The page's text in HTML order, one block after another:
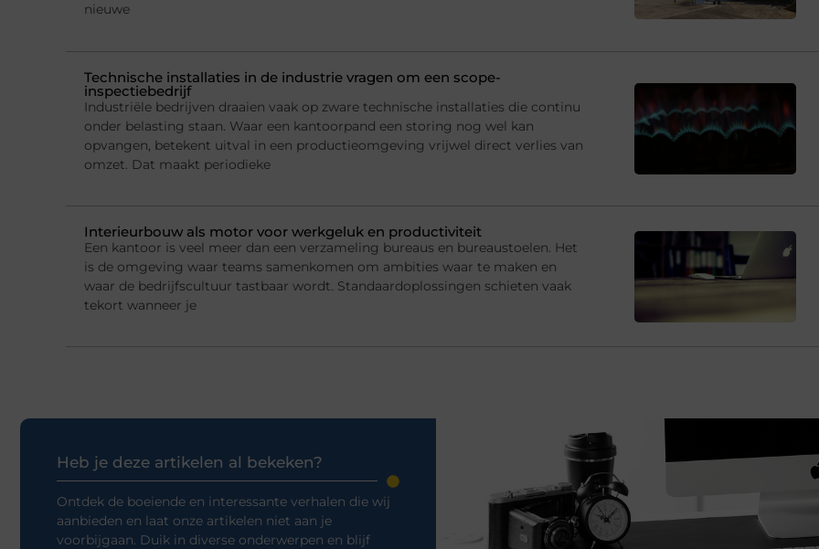
nieuwe
Technische installaties in de industrie vragen om een scope-
inspectiebedrijf
Industriële bedrijven draaien vaak op zware technische installaties die continu
onder belasting staan. Waar een kantoorpand een storing nog wel kan
opvangen, betekent uitval in een productieomgeving vrijwel direct verlies van
omzet. Dat maakt periodieke
Interieurbouw als motor voor werkgeluk en productiviteit
Een kantoor is veel meer dan een verzameling bureaus en bureaustoelen. Het
is de omgeving waar teams samenkomen om ambities waar te maken en
waar de bedrijfscultuur tastbaar wordt. Standaardoplossingen schieten vaak
tekort wanneer je
Heb je deze artikelen al bekeken?
Ontdek de boeiende en interessante verhalen die wij
aanbieden en laat onze artikelen niet aan je
voorbijgaan. Duik in diverse onderwerpen en blijf